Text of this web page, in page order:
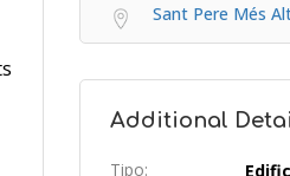
Sant Pere Més
Additional
Tipo: